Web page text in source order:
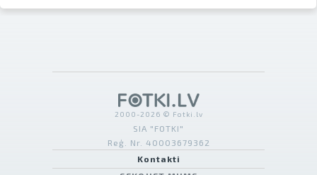
2000-2026 © Fotki.lv
SIA "FOTKI"
Reģ. Nr. 40003679362
Kontakti